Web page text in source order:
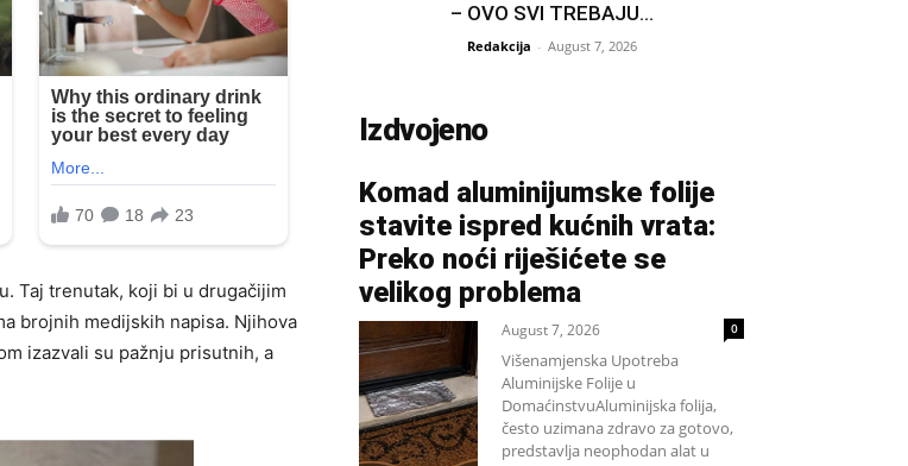
Taj trenutak, koji bi u drugačijim
brojnih medijskih napisa. Njihova
izazvali su pažnju prisutnih, a
– OVO SVI TREBAJU...
Redakcija - August 7, 2026
Izdvojeno
Komad aluminijumske folije
stavite ispred kućnih vrata:
Preko noći riješićete se
velikog problema
August 7, 2026 0
Višenamjenska Upotreba
Aluminijske Folije u
DomaćinstvuAluminijska folija,
često uzimana zdravo za gotovo,
predstavlja neophodan alat u